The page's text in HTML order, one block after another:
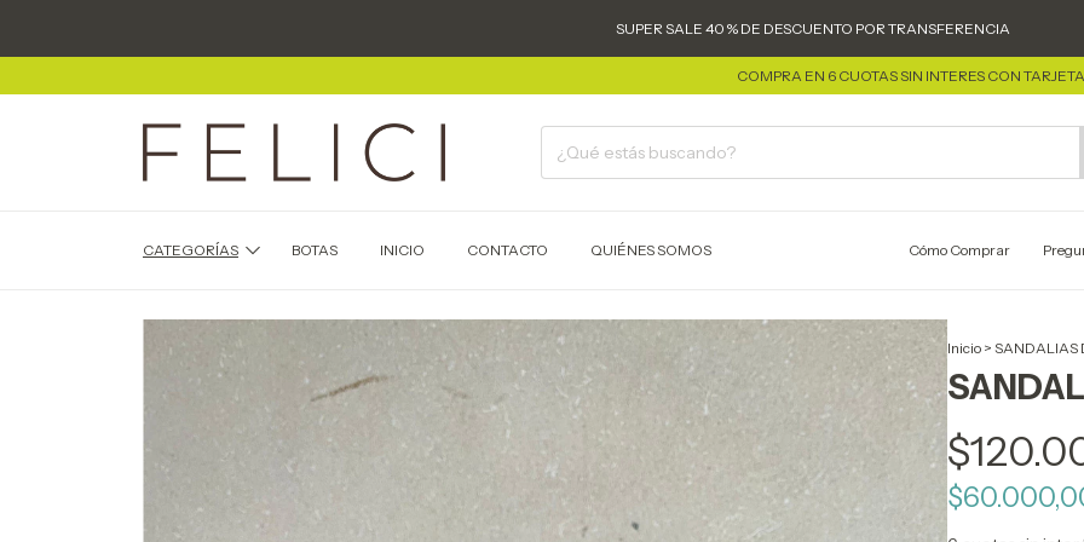
SUPER SALE 40 % DE DESCUENTO POR TRANSFERENCIA
COMPRA EN 6 CUOTAS SIN INTERES CON TARJETA
CATEGORÍAS BOTAS INICIO CONTACTO QUIÉNES SOMOS Cómo Comprar
Inicio > SANDALIAS